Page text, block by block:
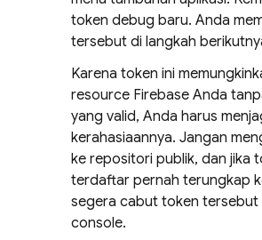
token debug baru. Anda
tersebut di langkah
Karena token ini
resource Firebase Anda
yang valid, Anda harus
kerahasiaannya. Jangan
ke repositori publik, dan jika
terdaftar pernah terungkap
segera cabut token tersebut
console.